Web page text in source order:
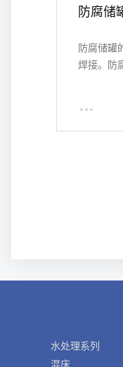
防腐储
防腐储罐
焊接。防
水处理系列
混床